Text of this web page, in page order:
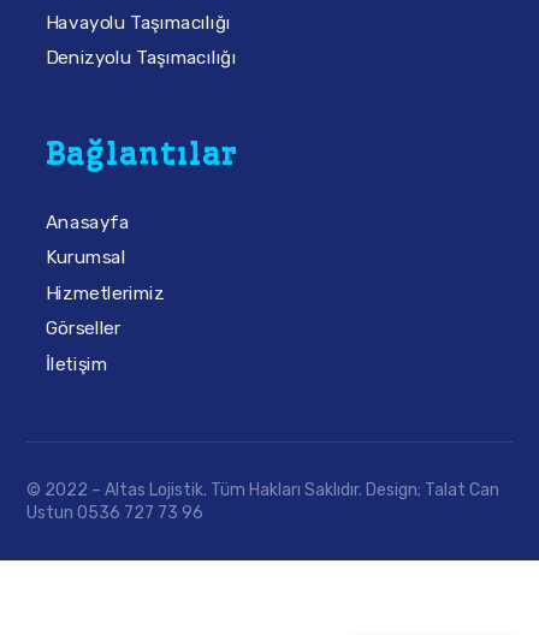
Havayolu Taşımacılığı
Denizyolu Taşımacılığı
Bağlantılar
Anasayfa
Kurumsal
Hizmetlerimiz
Görseller
İletişim
© 2022 – Altas Lojistik. Tüm Hakları Saklıdır. Design; Talat Can
Ustun 0536 727 73 96